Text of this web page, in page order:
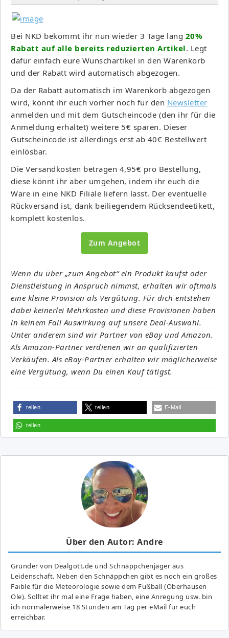
Bei NKD bekommt ihr nun wieder 3 Tage lang 20%
Rabatt auf alle bereits reduzierten Artikel. Legt
dafür einfach eure Wunschartikel in den Warenkorb
und der Rabatt wird automatisch abgezogen.
Da der Rabatt automatisch im Warenkorb abgezogen
wird, könnt ihr euch vorher noch für den Newsletter
anmelden und mit dem Gutscheincode (den ihr für die
Anmeldung erhaltet) weitere 5€ sparen. Dieser
Gutscheincode ist allerdings erst ab 40€ Bestellwert
einlösbar.
Die Versandkosten betragen 4,95€ pro Bestellung,
diese könnt ihr aber umgehen, indem ihr euch die
Ware in eine NKD Filiale liefern lasst. Der eventuelle
Rückversand ist, dank beiliegendem Rücksendeetikett,
komplett kostenlos.
Zum Angebot
Wenn du über „zum Angebot“ ein Produkt kaufst oder
Dienstleistung in Anspruch nimmst, erhalten wir oftmals
eine kleine Provision als Vergütung. Für dich entstehen
dabei keinerlei Mehrkosten und diese Provisionen haben
in keinem Fall Auswirkung auf unsere Deal-Auswahl.
Unter anderem sind wir Partner von eBay und Amazon.
Als Amazon-Partner verdienen wir an qualifizierten
Verkäufen. Als eBay-Partner erhalten wir möglicherweise
eine Vergütung, wenn Du einen Kauf tätigst.
teilen teilen E-Mail
teilen
Über den Autor: Andre
Gründer von Dealgott.de und Schnäppchenjäger aus
Leidenschaft. Neben den Schnäppchen gibt es noch ein großes
Fai­ble für die Meteorologie sowie dem Fußball (Oberhausen
Ole). Solltet ihr mal eine Frage haben, eine Anregung usw. bin
ich normalerweise 18 Stunden am Tag per eMail für euch
erreichbar.